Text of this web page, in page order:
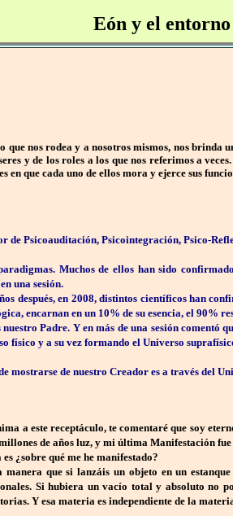
Eón y el
nos rodea y a nosotros mismos, nos
y de los roles a los que nos referimos a
en que cada uno de ellos mora y ejerce sus
de Psicoauditación, Psicointegración, Psico-
Muchos de ellos han sido
una sesión.
después, en 2008, distintos científicos han
encarnan en un 10% de su esencia, el
Padre. Y en más de una sesión
físico y a su vez formando el Universo
mostrarse de nuestro Creador es a través del
a este receptáculo, te comentaré que soy
de años luz, y mi última Manifestación
¿sobre qué me he manifestado?
que si lanzáis un objeto en un
Si hubiera un vacío total y absoluto
Y esa materia es independiente de la